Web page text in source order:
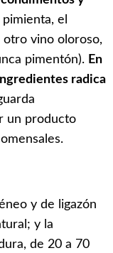
el
otro vino oloroso,
pimentón). En
radica
un producto
y de ligazón
y la
de 20 a 70